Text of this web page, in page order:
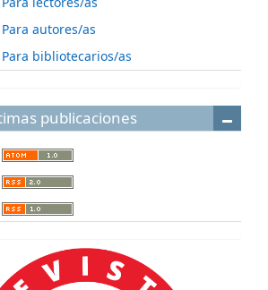
autores/as
bibliotecarios/as
publicaciones